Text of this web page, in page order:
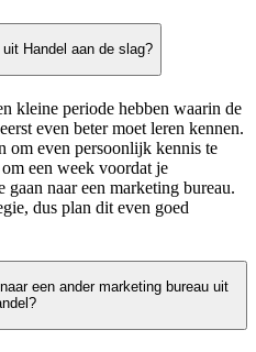
Handel aan de slag?
kleine periode hebben waarin de
even beter moet leren kennen.
om even persoonlijk kennis te
een week voordat je
naar een marketing bureau.
dus plan dit even goed
een ander marketing bureau uit